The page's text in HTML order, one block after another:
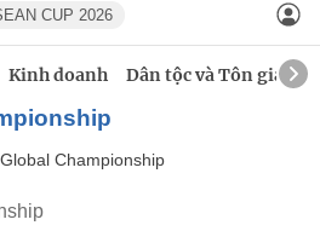
CUP 2026
Kinh doanh Dân tộc và Tôn giáo
Championship